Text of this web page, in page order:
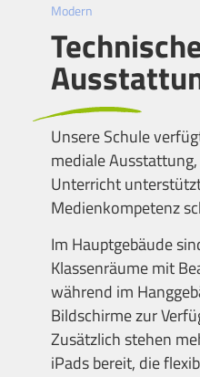
Modern
Unsere Schule
mediale
Unterricht
Medienkompetenz
Im Hauptgebäude
Klassenräume mit
während im
Bildschirme zur
Zusätzlich stehen
iPads bereit, die